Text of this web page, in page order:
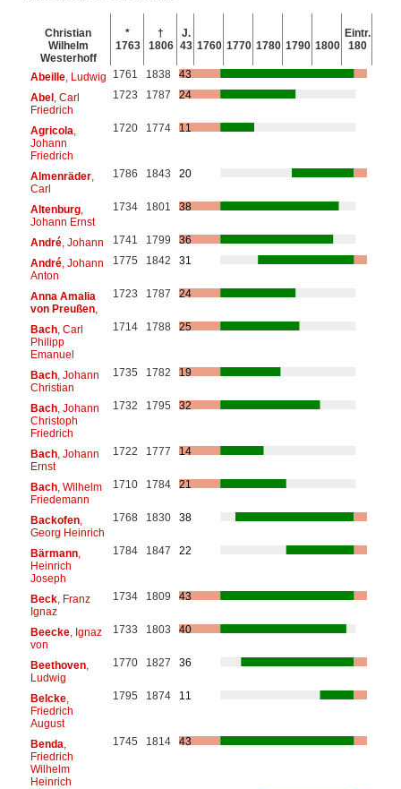
Christian
Wilhelm
Westerhoff
*
1763
†
1806
J.
43 1760 1770 1780 1790 1800
Eintr.
180
Abeille, Ludwig 1761 1838
43
Abel, Carl
Friedrich
1723 1787 24
Agricola
Johann
Friedrich
1720 1774 11
Almenräder,
Carl
1786 1843 20
Altenburg,
Johann Ernst
1734 1801 38
André, Johann 1741 1799
36
André, Johann
Anton
1775 1842 31
Anna Amalia
von Preußen,
1723 1787 24
Bach, Carl
Philipp
Emanuel
1714 1788 25
Bach, Johann
Christian
1735 1782 19
Bach, Johann
Christoph
Friedrich
1732 1795 32
Bach, Johann
Ernst
1722 1777 14
Bach, Wilhelm
Friedemann
1710 1784 21
Backofen,
Georg Heinrich
1768 1830 38
Bärmann,
Heinrich
Joseph
1784 1847 22
Beck, Franz
Ignaz
1734 1809 43
Beecke, Ignaz
von
1733 1803 40
Beethoven,
Ludwig
1770 1827 36
Belcke,
Friedrich
August
1795 1874 11
Benda
Friedrich
Wilhelm
Heinrich
1745 1814 43